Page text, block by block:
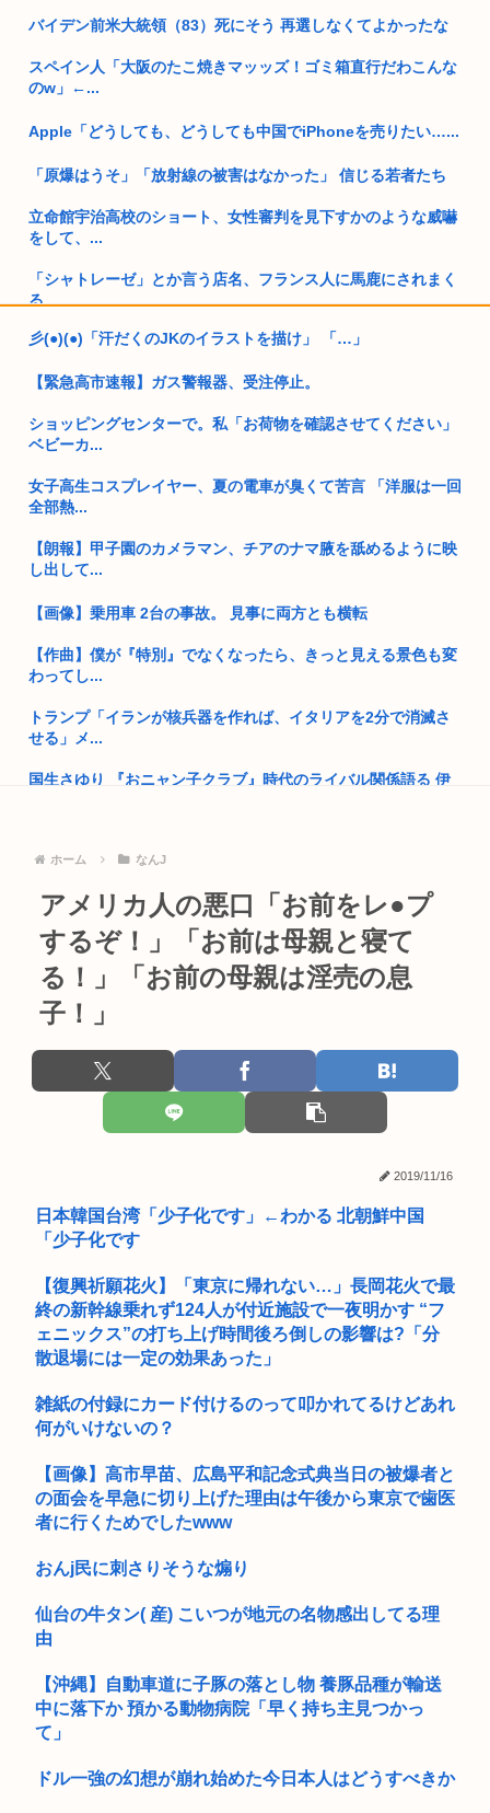
バイデン前米大統領（83）死にそう 再選しなくてよかったな
スペイン人「大阪のたこ焼きマッッズ！ゴミ箱直行だわこんな
のw」←...
Apple「どうしても、どうしても中国でiPhoneを売りたい…...
「原爆はうそ」「放射線の被害はなかった」 信じる若者たち
立命館宇治高校のショート、女性審判を見下すかのような威嚇
をして、...
「シャトレーゼ」とか言う店名、フランス人に馬鹿にされまく
る
ファイアーエムブレム新作さん、ついに男女の概念が無くなっ
塊...
は思って...
土曜日は...
記念撮影...
ナマポFIREという生き方
ト結果...
うのが高...
ルッキズムの奴って自分が年老いて醜くなった時どうすんの？
【画像】白人女はどうしてデブでもエ口いのか
「え？4月からここに住んでますけど？ 」無人ビルで生活して
いた男...
撃ばかり...
特番「本当にあった怖い安倍晋三」でありがちなエピソードと
彡(●)(●)「汗だくのJKのイラストを描け」 「…」
【緊急高市速報】ガス警報器、受注停止。
ショッピングセンターで。私「お荷物を確認させてください」
ベビーカ...
女子高生コスプレイヤー、夏の電車が臭くて苦言 「洋服は一回
全部熱...
【朗報】甲子園のカメラマン、チアのナマ腋を舐めるように映
し出して...
【画像】乗用車 2台の事故。 見事に両方とも横転
【作曲】僕が『特別』でなくなったら、きっと見える景色も変
わってし...
トランプ「イランが核兵器を作れば、イタリアを2分で消滅さ
せる」メ...
国生さゆり 『おニャン子クラブ』時代のライバル関係語る 伊
撮影し...
最近うんこめっちゃ細くて草
レブル この超絶かっこいいバイクwww問題点は人気すぎてめ
ちゃく...
彼氏がいないと謳いケツのデカさで売れてタワマンを購入しプ
ロゲーマ...
AIに「ドラクエ5の昔風アニメを作って」と命令してできた作
品がこ...
はっきり言って高卒や中卒よりも、いい歳して独身のほうが恥
地震
大学生ワイ、株で大儲けwww
PTA会長「PTA参加拒否した親へ最終警告。こうなってもい
い？」
【悲報】ラッパーさん、札束披露するもネット民から新社会人
の初ボー...
29歳バンドマン俺、もうどうやったらバズるのかわからん
と言われ...
【画像】レンタルビデオ屋の廃墟がそのまま時が止まってしま
っている...
ホーム なんJ
アメリカ人の悪口「お前をレ●プ
するぞ！」「お前は母親と寝て
る！」「お前の母親は淫売の息
子！」
2019/11/16
日本韓国台湾「少子化です」←わかる 北朝鮮中国
「少子化です
【復興祈願花火】「東京に帰れない…」長岡花火で最
終の新幹線乗れず124人が付近施設で一夜明かす “フ
ェニックス”の打ち上げ時間後ろ倒しの影響は?「分
散退場には一定の効果あった」
雑紙の付録にカード付けるのって叩かれてるけどあれ
何がいけないの？
【画像】高市早苗、広島平和記念式典当日の被爆者と
の面会を早急に切り上げた理由は午後から東京で歯医
者に行くためでしたwww
おんj民に刺さりそうな煽り
仙台の牛タン( 産) こいつが地元の名物感出してる理
由
【沖縄】自動車道に子豚の落とし物 養豚品種が輸送
中に落下か 預かる動物病院「早く持ち主見つかっ
て」
ドル一強の幻想が崩れ始めた今日本人はどうすべきか